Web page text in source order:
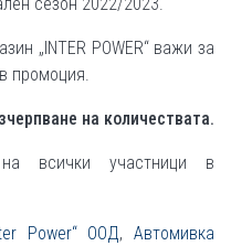
„INTER POWER“ важи за
промоция.
на количествата.
всички участници в
Power“ ООД,Автомивка